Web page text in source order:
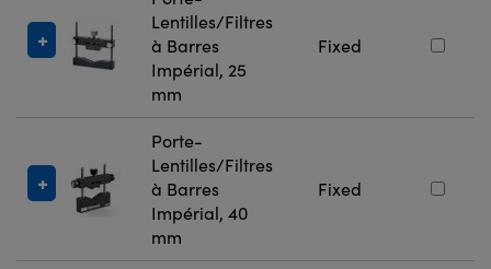
Lentilles/Filtres
à Barres
Impérial, 25
mm
Fixed
Porte-
Lentilles/Filtres
à Barres
Impérial, 40
mm
Fixed